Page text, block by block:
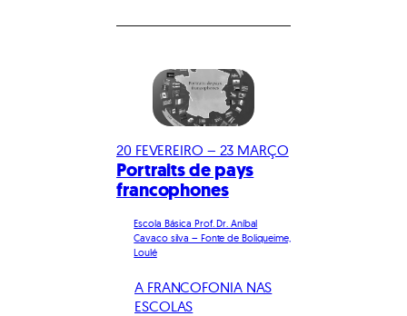
20 FEVEREIRO – 23 MARÇO
Portraits de pays
francophones
Escola Básica Prof. Dr. Aníbal
Cavaco silva – Fonte de Boliqueime,
Loulé
A FRANCOFONIA NAS
ESCOLAS